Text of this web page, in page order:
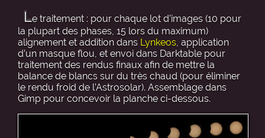
Le traitement : pour chaque lot d’images (10 pour
la plupart des phases, 15 lors du maximum)
alignement et addition dans Lynkeos, application
d’un masque flou, et envoi dans Darktable pour
traitement des rendus finaux afin de mettre la
balance de blancs sur du très chaud (pour éliminer
le rendu froid de l’Astrosolar). Assemblage dans
Gimp pour concevoir la planche ci-dessous.